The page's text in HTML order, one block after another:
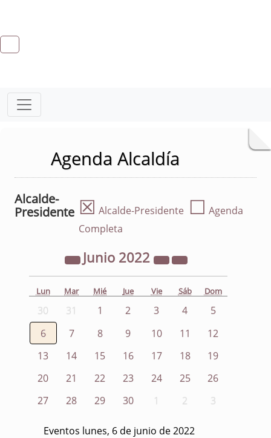
Agenda Alcaldía
Alcalde-
Presidente ☒ Alcalde-Presidente ☐ Agenda
Completa
Junio 2022
Lun Mar Mié Jue Vie Sáb Dom
30 31 1 2 3 4
5
6
7 8 9 10 11
12
13
14 15 16 17 18
19
20
21 22 23 24 25
26
27
28 29 30 1 2 3
Eventos lunes, 6 de junio de 2022